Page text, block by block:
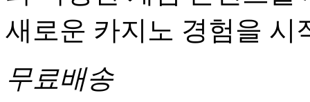
새로운 카지노 경험을 시
무료배송